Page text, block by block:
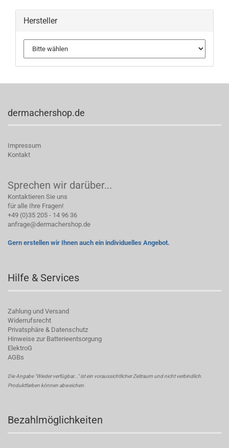
Hersteller
dermachershop.de
Impressum
Kontakt
Sprechen wir darüber...
Kontaktieren Sie uns
für alle Ihre Fragen!
+49 (0)35 205 - 14 96 36
anfrage@dermachershop.de
Gern erstellen wir Ihnen auch ein individuelles Angebot.
Hilfe & Services
Zahlung und Versand
Widerrufsrecht
Privatsphäre & Datenschutz
Hinweise zur Batterieentsorgung
ElektroG
AGBs
Die Angabe "Wieder verfügbar..." ist ein voraussichtlicher Zeitraum und nicht verbindlich.
Produktfarben können abweichen.
Bezahlmöglichkeiten